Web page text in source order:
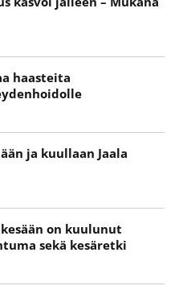
haasteita
ja kuullaan Jaala
on kuulunut
sekä kesäretki